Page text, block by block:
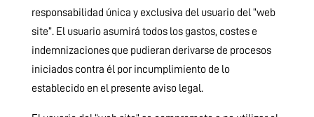
responsabilidad única y exclusiva del usuario del “web
site”. El usuario asumirá todos los gastos, costes e
indemnizaciones que pudieran derivarse de procesos
iniciados contra él por incumplimiento de lo
establecido en el presente aviso legal.